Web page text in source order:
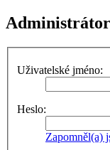
Uživatelské jméno:
Heslo:
Zapomněl(a)